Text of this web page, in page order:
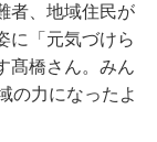
者、地域住民が
に「元気づけら
髙橋さん。みん
の力になったよ